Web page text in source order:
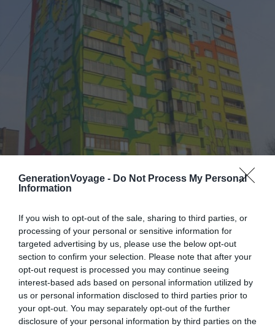
GenerationVoyage - Do Not Process My Personal
Information
If you wish to opt-out of the sale, sharing to third parties, or
processing of your personal or sensitive information for
targeted advertising by us, please use the below opt-out
section to confirm your selection. Please note that after your
opt-out request is processed you may continue seeing
interest-based ads based on personal information utilized by
us or personal information disclosed to third parties prior to
your opt-out. You may separately opt-out of the further
disclosure of your personal information by third parties on the